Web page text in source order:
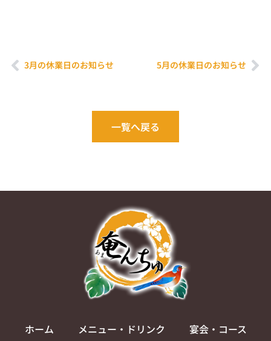
3月の休業日のお知らせ 5月の休業日のお知らせ
一覧へ戻る
ホーム メニュー・ドリンク 宴会・コース